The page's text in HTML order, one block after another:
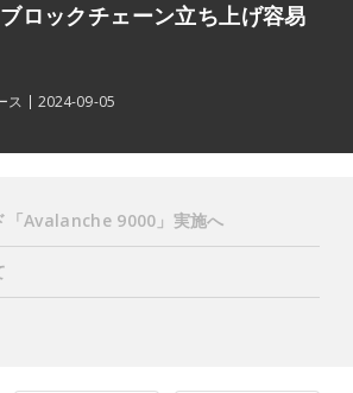
ロックチェーン立ち上げ容易
ス 2024-09-05
「Avalanche 9000」実施へ